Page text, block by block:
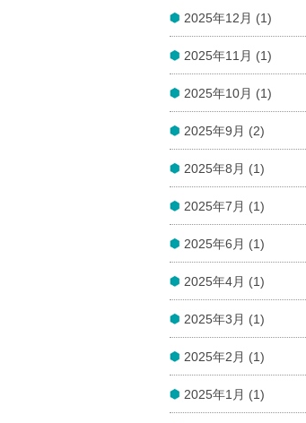
2025年12月 (1)
2025年11月 (1)
2025年10月 (1)
2025年9月 (2)
2025年8月 (1)
2025年7月 (1)
2025年6月 (1)
2025年4月 (1)
2025年3月 (1)
2025年2月 (1)
2025年1月 (1)